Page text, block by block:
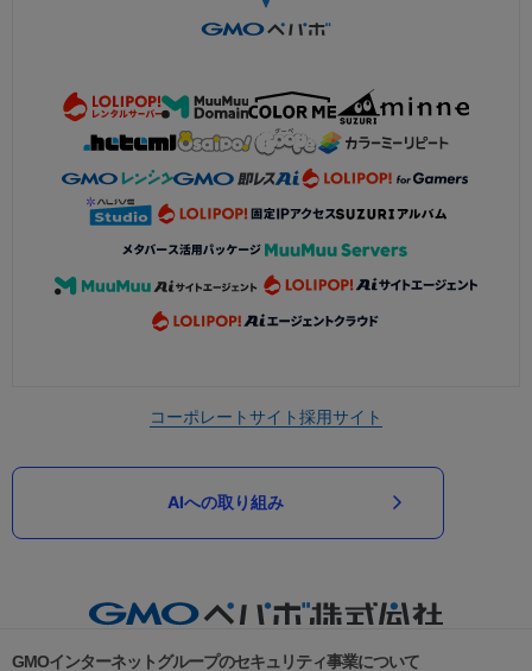
コーポレートサイト採用サイト
AIへの取り組み
GMOインターネットグループのセキュリティ事業について